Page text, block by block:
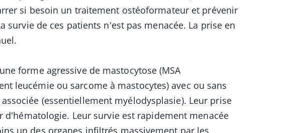
si besoin un traitement ostéoformateur et prévenir
survie de ces patients n'est pas menacée. La prise en
forme agressive de mastocytose (MSA
leucémie ou sarcome à mastocytes) avec ou sans
(essentiellement myélodysplasie). Leur prise
d'hématologie. Leur survie est rapidement menacée
un des organes infiltrés massivement par les